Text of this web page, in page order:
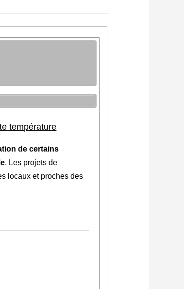
température
de certains
. Les projets de
locaux et proches des